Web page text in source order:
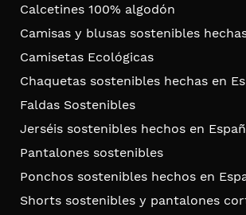
Calcetines 100% algodón
Camisas y blusas sostenibles
Camisetas Ecológicas
Chaquetas sostenibles hechas en
Faldas Sostenibles
Jerséis sostenibles hechos en
Pantalones sostenibles
Ponchos sostenibles hechos en
Shorts sostenibles y pantalones